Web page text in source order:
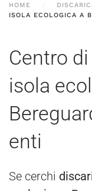
HOME
ISOLA ECOLOGICA A
Centro
isola
enti
Se cerchi